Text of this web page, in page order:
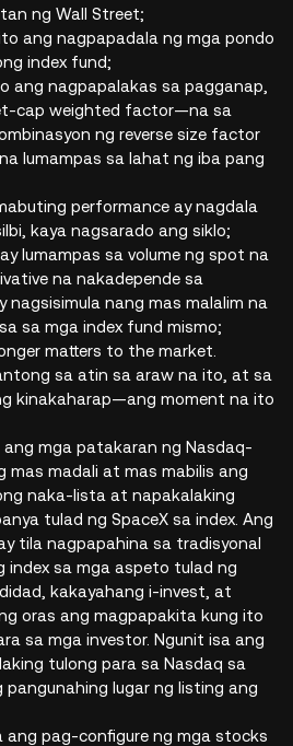
ng Wall Street;
ang nagpapadala ng mga pondo
index fund;
ang nagpapalakas sa pagganap,
cap weighted factor—na sa
ng reverse size factor
lumampas sa lahat ng iba pang
performance ay nagdala
kaya nagsarado ang siklo;
lumampas sa volume ng spot na
na nakadepende sa
nagsisimula nang mas malalim na
sa mga index fund mismo;
matters to the market.
sa atin sa araw na ito, at sa
kinakaharap—ang moment na ito
ang mga patakaran ng Nasdaq-
mas madali at mas mabilis ang
naka-lista at napakalaking
tulad ng SpaceX sa index. Ang
tila nagpapahina sa tradisyonal
index sa mga aspeto tulad ng
kakayahang i-invest, at
oras ang magpapakita kung ito
sa mga investor. Ngunit isa ang
tulong para sa Nasdaq sa
lugar ng listing ang
ang pag-configure ng mga stocks